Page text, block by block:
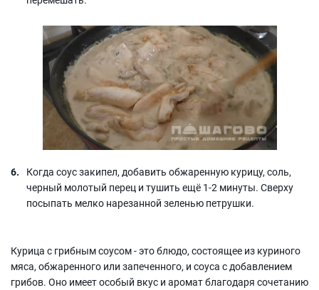
Когда соус закипел, добавить обжаренную курицу, соль,
черный молотый перец и тушить ещё 1-2 минуты. Сверху
посыпать мелко нарезанной зеленью петрушки.
Курица с грибным соусом - это блюдо, состоящее из куриного
мяса, обжаренного или запеченного, и соуса с добавлением
грибов. Оно имеет особый вкус и аромат благодаря сочетанию